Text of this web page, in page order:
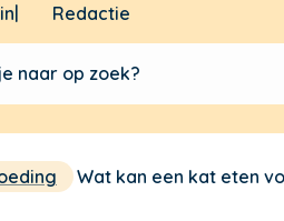
| Redactie
Wat kan een kat eten